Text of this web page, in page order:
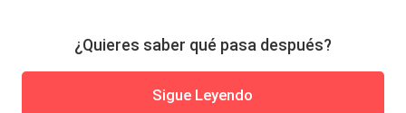
¿Quieres saber qué pasa después?
Sigue Leyendo